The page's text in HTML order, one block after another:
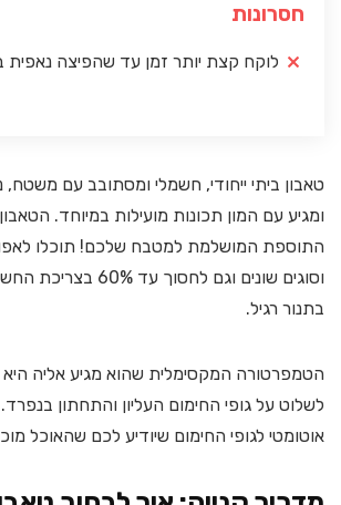
חסרונות
לוקח קצת יותר זמן עד שהפיצה נאפית
טאבון ביתי ייחודי, חשמלי ומסתובב עם משטח,
ומגיע עם המון תכונות מועילות במיוחד.
התוספת המושלמת למטבח שלכם! תוכלו
וסוגים שונים וגם לחסוך
בתנור רגיל.
לשלוט על גופי החימום העליון והתחתון בנפרד.
אוטומטי לגופי החימום שיודיע לכם שהאוכל